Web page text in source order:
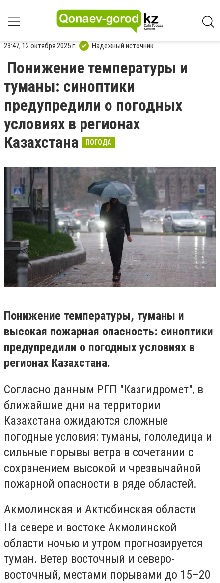
23:47, 12 октября 2025 г. Надежный источник
Понижение температуры и
туманы: синоптики
предупредили о погодных
условиях в регионах
Казахстана
ПОГОДА
Понижение температуры, туманы и
высокая пожарная опасность: синоптики
предупредили о погодных условиях в
регионах Казахстана.
Согласно данным РГП "Казгидромет", в
ближайшие дни на территории
Казахстана ожидаются сложные
погодные условия: туманы, гололедица и
сильные порывы ветра в сочетании с
сохранением высокой и чрезвычайной
пожарной опасности в ряде областей.
Акмолинская и Актюбинская области
На севере и востоке Акмолинской
области ночью и утром прогнозируется
туман. Ветер восточный и северо-
восточный, местами порывами до 15–20